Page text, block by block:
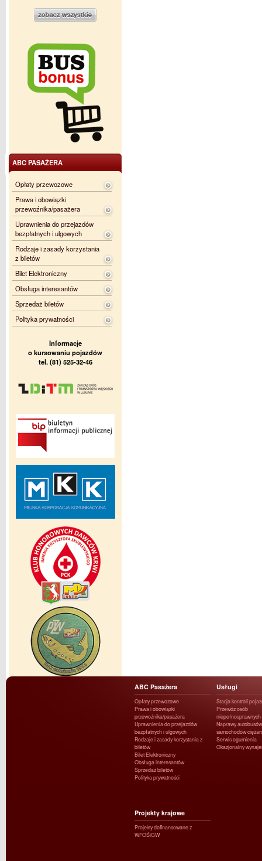
ABC PASAŻERA
Opłaty przewozowe
Prawa i obowiązki
przewoźnika/pasażera
Uprawnienia do przejazdów
bezpłatnych i ulgowych
Rodzaje i zasady korzystania
z biletów
Bilet Elektroniczny
Obsługa interesantów
Sprzedaż biletów
Polityka prywatności
Informacje
o kursowaniu pojazdów
tel. (81) 525-32-46
ABC Pasażera
Opłaty przewozowe
Prawa i obowiązki
przewoźnika/pasażera
Uprawnienia do przejazdów
bezpłatnych i ulgowych
Rodzaje i zasady korzystania z
biletów
Bilet Elektroniczny
Obsługa interesantów
Sprzedaż biletów
Polityka prywatności
Usługi
Stacja kontroli
Przewóz osób
niepełnosprawnych
Naprawy
samochodów
Serwis ogumienia
Okazjonalny
Projekty krajowe
Projekty dofinansowane z
WFOŚiGW